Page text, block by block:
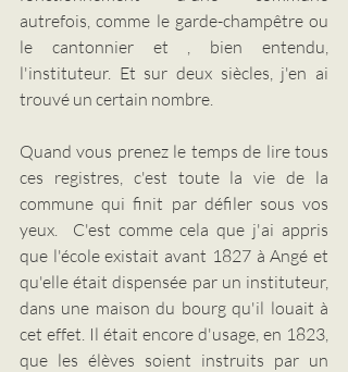
autrefois, comme le garde-champêtre ou
le cantonnier et , bien entendu,
l'instituteur. Et sur deux siècles, j'en ai
trouvé un certain nombre.
Quand vous prenez le temps de lire tous
ces registres, c'est toute la vie de la
commune qui finit par défiler sous vos
yeux.  C'est comme cela que j'ai appris
que l'école existait avant 1827 à Angé et
qu'elle était dispensée par un instituteur,
dans une maison du bourg qu'il louait à
cet effet. Il était encore d'usage, en 1823,
que les élèves soient instruits par un